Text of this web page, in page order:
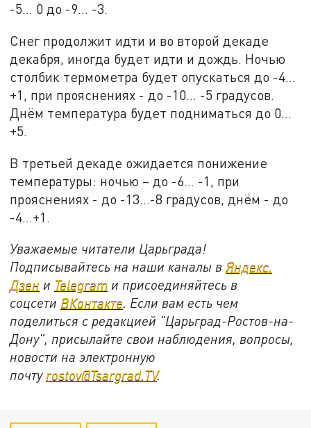
-5… 0 до -9… -3.
Снег продолжит идти и во второй декаде
декабря, иногда будет идти и дождь. Ночью
столбик термометра будет опускаться до -4…
+1, при прояснениях - до -10… -5 градусов.
Днём температура будет подниматься до 0…
+5.
В третьей декаде ожидается понижение
температуры: ночью – до -6… -1, при
прояснениях - до -13…-8 градусов, днём - до
-4…+1.
Уважаемые читатели Царьграда!
Подписывайтесь на наши каналы вЯндекс.
Дзен и Telegram и присоединяйтесь в
соцсети ВКонтакте. Если вам есть чем
поделиться с редакцией "Царьград-Ростов-на-
Дону", присылайте свои наблюдения, вопросы,
новости на электронную
почту rostov@Tsargrad.ТV.